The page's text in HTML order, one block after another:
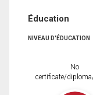
Éducation
NIVEAU D'ÉDUCATION
No
certificate/